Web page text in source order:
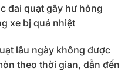
đai quạt gây hư hỏng
xe bj quá nhiệt
lâu ngày không được
theo thời gian, dẫn đến